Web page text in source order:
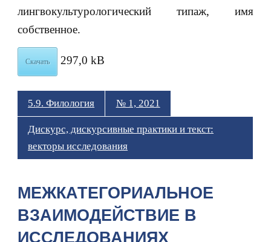
лингвокультурологический типаж, имя
собственное.
Скачать 297,0 kB
5.9. Филология № 1, 2021
Дискурс, дискурсивные практики и текст:
векторы исследования
МЕЖКАТЕГОРИАЛЬНОЕ
ВЗАИМОДЕЙСТВИЕ В
ИССЛЕДОВАНИЯХ